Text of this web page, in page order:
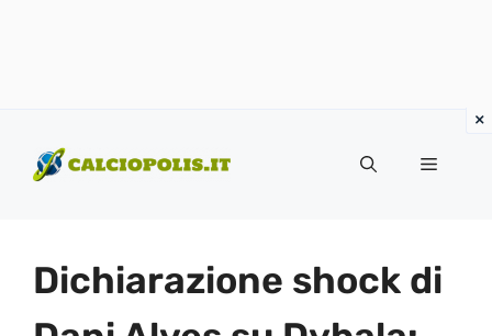
contenuto
Menu
Dichiarazione shock di